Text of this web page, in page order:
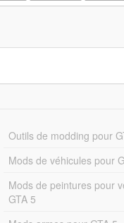
Outils de modding pour
Mods de véhicules pour
Mods de peintures pour
GTA 5